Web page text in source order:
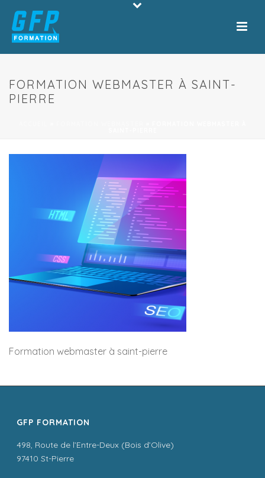
FORMATION WEBMASTER À SAINT-
PIERRE
Formation webmaster à saint-pierre
GFP FORMATION
498, Route de l’Entre-Deux (Bois d’Olive)
97410 St-Pierre